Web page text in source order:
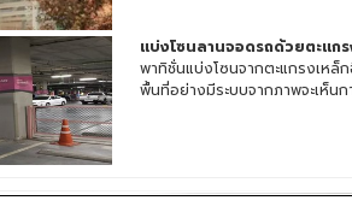
แบ่งโซนลานจอดรถด้วยตะแก
พาทิชั่นแบ่งโซนจากตะแกรงเ
พื้นที่อย่างมีระบบจากภาพจะเห็นก